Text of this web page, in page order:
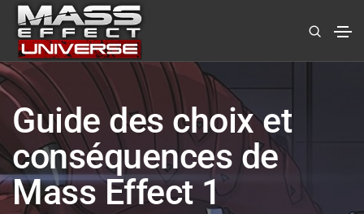
Guide des choix et
conséquences de
Mass Effect 1